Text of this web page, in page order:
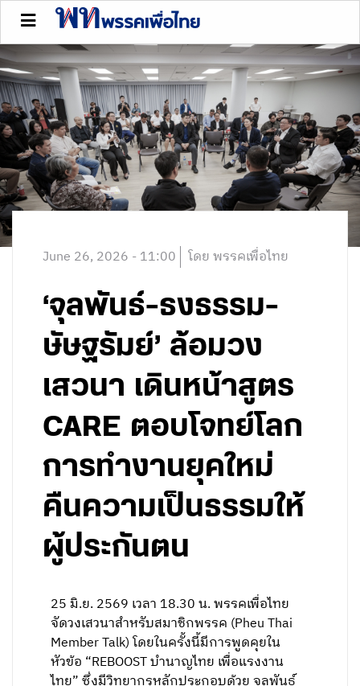
June 26, 2026 - 11:00 โดย พรรคเพื่อไทย
‘จุลพันธ์-ธงธรรม-
ษัษฐรัมย์’ ล้อมวง
เสวนา เดินหน้าสูตร
CARE ตอบโจทย์โลก
การทำงานยุคใหม่
คืนความเป็นธรรมให้
ผู้ประกันตน
25 มิ.ย. 2569 เวลา 18.30 น. พรรคเพื่อไทย
จัดวงเสวนาสำหรับสมาชิกพรรค (Pheu Thai
Member Talk) โดยในครั้งนี้มีการพูดคุยใน
หัวข้อ “REBOOST บำนาญไทย เพื่อแรงงาน
ไทย” ซึ่งมีวิทยากรหลักประกอบด้วย จุลพันธ์